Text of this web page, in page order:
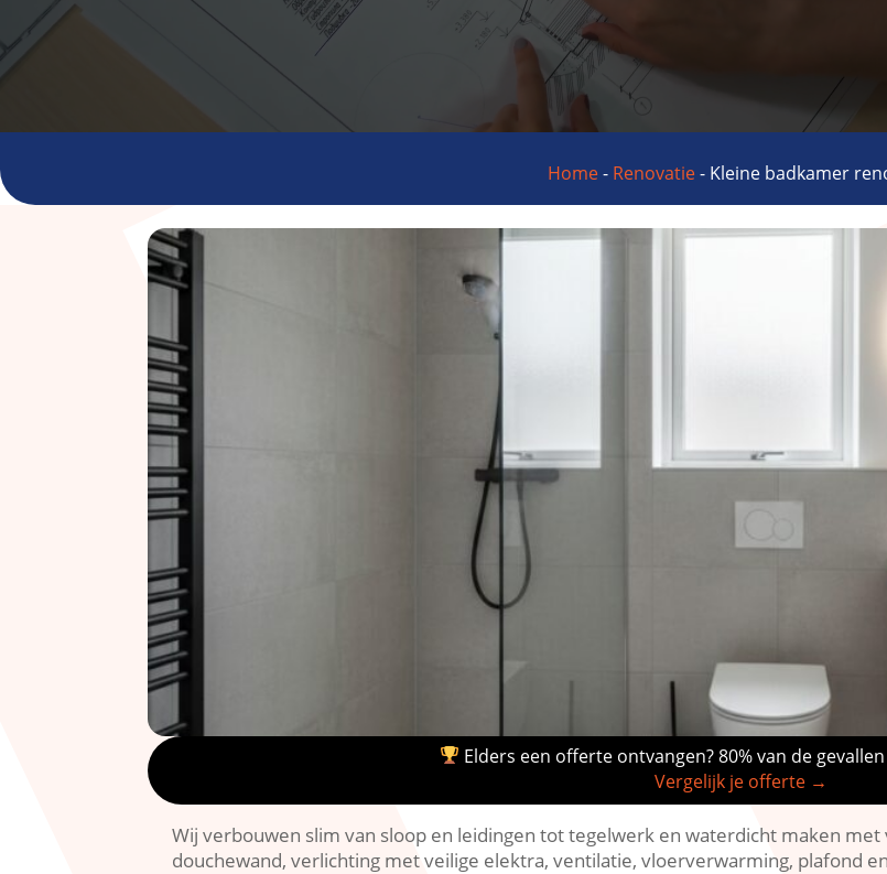
Home- Renovatie- Kleine badkamer
Elders een offerte ontvangen? 80% van de
Vergelijk je offerte →
Wij verbouwen slim van sloop en leidingen tot tegelwerk en waterdicht maken
douchewand, verlichting met veilige elektra, ventilatie, vloerverwarming, plafond